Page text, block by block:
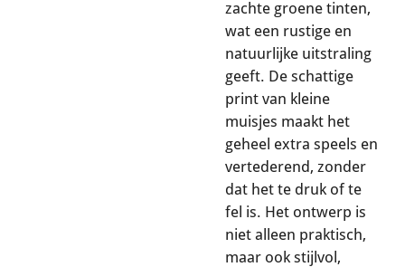
zachte groene tinten,
wat een rustige en
natuurlijke uitstraling
geeft. De schattige
print van kleine
muisjes maakt het
geheel extra speels en
vertederend, zonder
dat het te druk of te
fel is. Het ontwerp is
niet alleen praktisch,
maar ook stijlvol,